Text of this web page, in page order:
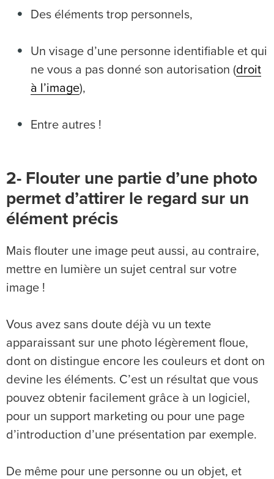
Des éléments trop personnels,
Un visage d’une personne identifiable et qui
ne vous a pas donné son autorisation (droit
à l’image),
Entre autres !
2- Flouter une partie d’une photo
permet d’attirer le regard sur un
élément précis
Mais flouter une image peut aussi, au contraire,
mettre en lumière un sujet central sur votre
image !
Vous avez sans doute déjà vu un texte
apparaissant sur une photo légèrement floue,
dont on distingue encore les couleurs et dont on
devine les éléments. C’est un résultat que vous
pouvez obtenir facilement grâce à un logiciel,
pour un support marketing ou pour une page
d’introduction d’une présentation par exemple.
De même pour une personne ou un objet, et